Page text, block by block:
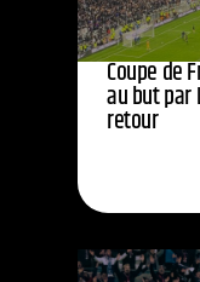
Coupe de
au but par
retour